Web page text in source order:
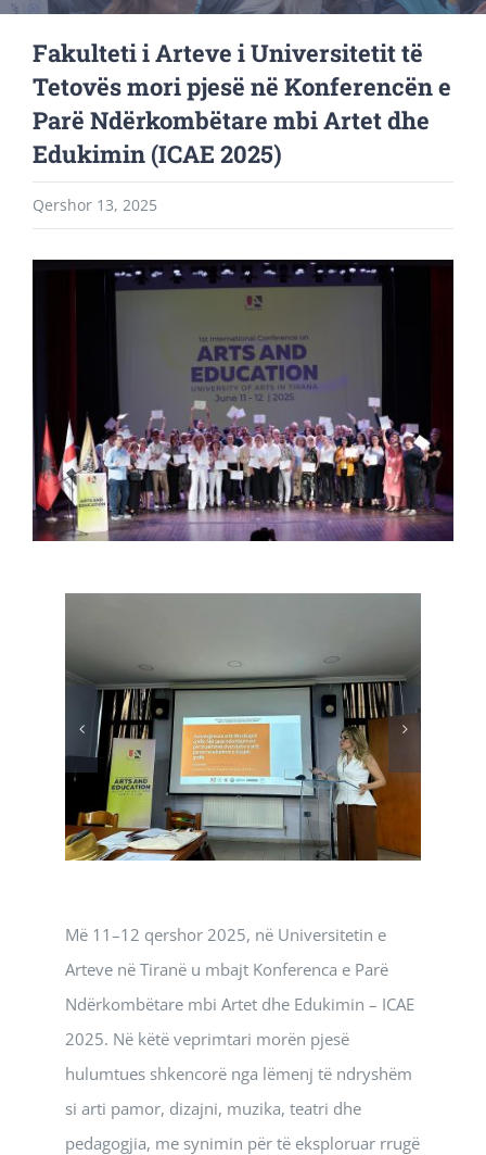
Fakulteti i Arteve i Universitetit të
Tetovës mori pjesë në Konferencën e
Parë Ndërkombëtare mbi Artet dhe
Edukimin (ICAE 2025)
Qershor 13, 2025
Më 11–12 qershor 2025, në Universitetin e
Arteve në Tiranë u mbajt Konferenca e Parë
Ndërkombëtare mbi Artet dhe Edukimin – ICAE
2025. Në këtë veprimtari morën pjesë
hulumtues shkencorë nga lëmenj të ndryshëm
si arti pamor, dizajni, muzika, teatri dhe
pedagogjia, me synimin për të eksploruar rrugë